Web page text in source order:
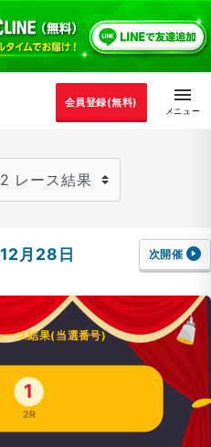
会員登録(無料)
月28日 次開催
ース結果(当選番号)
1
2R